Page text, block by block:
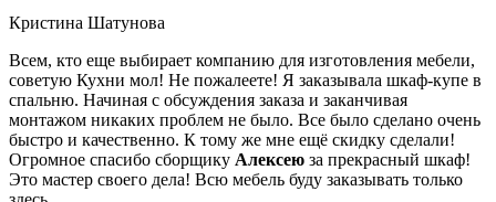
Кристина Шатунова
Всем, кто еще выбирает компанию для изготовления мебели,
советую Кухни мол! Не пожалеете! Я заказывала шкаф-купе в
спальню. Начиная с обсуждения заказа и заканчивая
монтажом никаких проблем не было. Все было сделано очень
быстро и качественно. К тому же мне ещё скидку сделали!
Огромное спасибо сборщику Алексею за прекрасный шкаф!
Это мастер своего дела! Всю мебель буду заказывать только